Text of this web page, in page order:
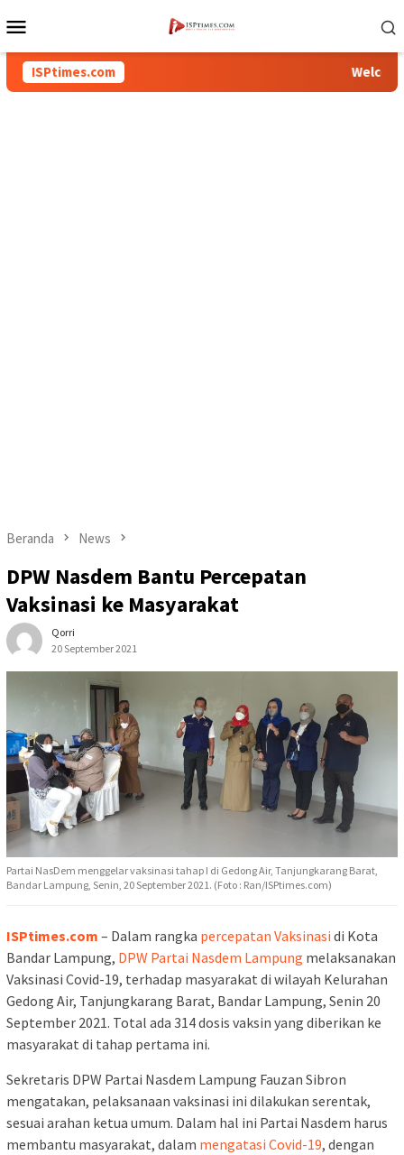
ke
Mobile
ISPtimes.com Welcome
Beranda News
DPW Nasdem Bantu Percepatan
Vaksinasi ke Masyarakat
Qorri
20 September 2021
Partai NasDem menggelar vaksinasi tahap I di Gedong Air, Tanjungkarang Barat,
Bandar Lampung, Senin, 20 September 2021. (Foto : Ran/ISPtimes.com)
ISPtimes.com – Dalam rangka percepatan Vaksinasi di Kota
Bandar Lampung, DPW Partai Nasdem Lampung melaksanakan
Vaksinasi Covid-19, terhadap masyarakat di wilayah Kelurahan
Gedong Air, Tanjungkarang Barat, Bandar Lampung, Senin 20
September 2021. Total ada 314 dosis vaksin yang diberikan ke
masyarakat di tahap pertama ini.
Sekretaris DPW Partai Nasdem Lampung Fauzan Sibron
mengatakan, pelaksanaan vaksinasi ini dilakukan serentak,
sesuai arahan ketua umum. Dalam hal ini Partai Nasdem harus
membantu masyarakat, dalam mengatasi Covid-19, dengan